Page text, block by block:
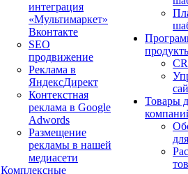
интеграция
«Мультимаркет»
Вконтакте
SEO
продвижение
Реклама в
ЯндексДирект
Контекстная
реклама в Google
Adwords
Размещение
рекламы в нашей
медиасети
Комплексные
Товары